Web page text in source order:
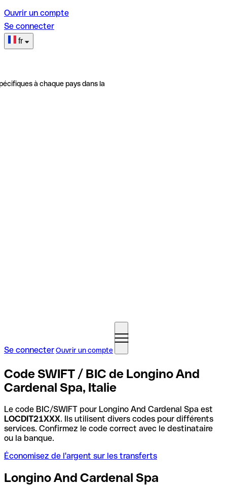
Ouvrir un compte
Se connecter
fr
à chaque pays dans la
Se connecterOuvrir un compte
Code SWIFT / BIC de Longino And
Cardenal Spa, Italie
Le code BIC/SWIFT pour Longino And Cardenal Spa est
LOCDIT21XXX. Ils utilisent divers codes pour différents
services. Confirmez le code correct avec le destinataire
ou la banque.
Économisez de l'argent sur les transferts
Longino And Cardenal Spa